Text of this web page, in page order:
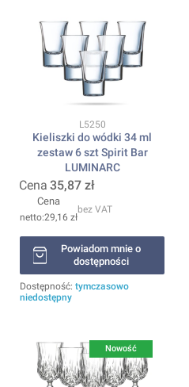
Kod produktu
L5250
Kieliszki do wódki 34 ml
zestaw 6 szt Spirit Bar
LUMINARC
Cena 35,87 zł
Cena
29,16 zł
bez VAT
Powiadom mnie o
dostępności
Dostępność: tymczasowo
niedostępny
Nowość